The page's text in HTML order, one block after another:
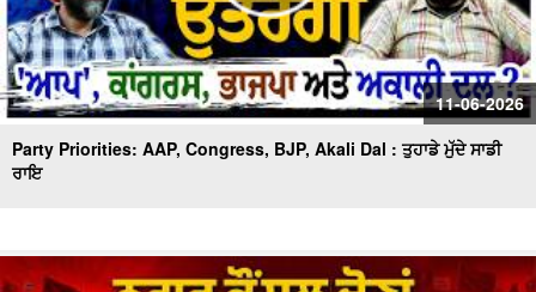
11-06-2026
Party Priorities: AAP, Congress, BJP, Akali Dal : ਤੁਹਾਡੇ ਮੁੱਦੇ ਸਾਡੀ
ਰਾਇ